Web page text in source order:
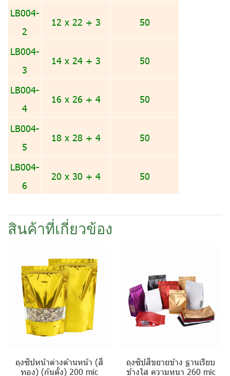
LB004-
2
12 x 22 + 3 50
LB004-
3
14 x 24 + 3 50
LB004-
4
16 x 26 + 4 50
LB004-
5
18 x 28 + 4 50
LB004-
6
20 x 30 + 4 50
สินค้าที่เกี่ยวข้อง
ถุงซิปหน้าต่างด้านหน้า (สี
ทอง) (ก้นตั้ง) 200 mic
ถุงซิปสีขยายข้าง ฐานเรียบ
ข้างใส ความหนา 260 mic